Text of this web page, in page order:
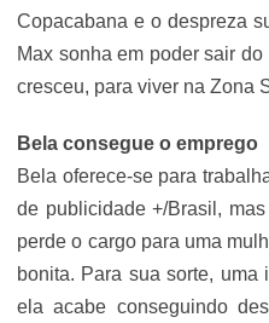
Copacabana e o despreza
Max sonha em poder sair
cresceu, para viver na Zona
Bela consegue o emprego
Bela oferece-se para
de publicidade +/Brasil,
perde o cargo para uma
bonita. Para sua sorte,
ela acabe conseguindo